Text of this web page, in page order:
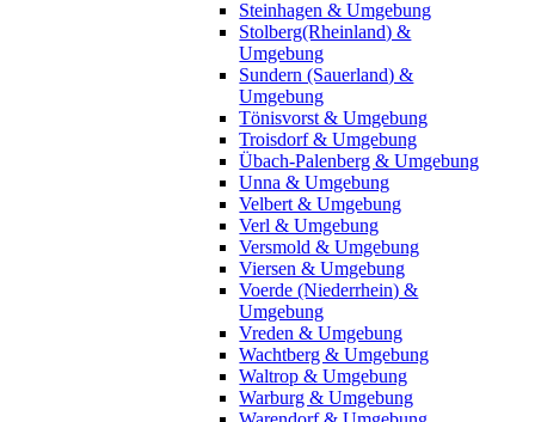
Steinhagen & Umgebung
Stolberg(Rheinland) &
Umgebung
Sundern (Sauerland) &
Umgebung
Tönisvorst & Umgebung
Troisdorf & Umgebung
Übach-Palenberg & Umgebung
Unna & Umgebung
Velbert & Umgebung
Verl & Umgebung
Versmold & Umgebung
Viersen & Umgebung
Voerde (Niederrhein) &
Umgebung
Vreden & Umgebung
Wachtberg & Umgebung
Waltrop & Umgebung
Warburg & Umgebung